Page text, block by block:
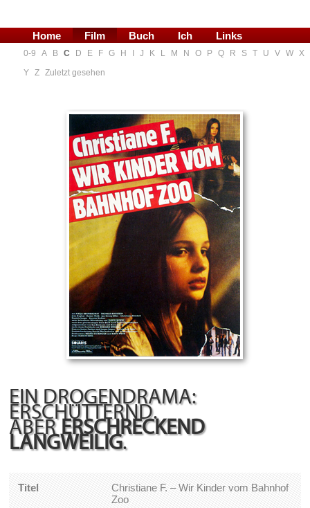
Home Film Buch Ich Links
0-9 A B C D E F G H J K L M N O P Q R S T U V W X
Y Z Zuletzt gesehen
EIN DROGENDRAMA:
ERSCHÜTTERND.
ABERERSCHRECKEND
LANGWEILIG.
Titel
Christiane F. – Wir Kinder vom Bahnhof
Zoo